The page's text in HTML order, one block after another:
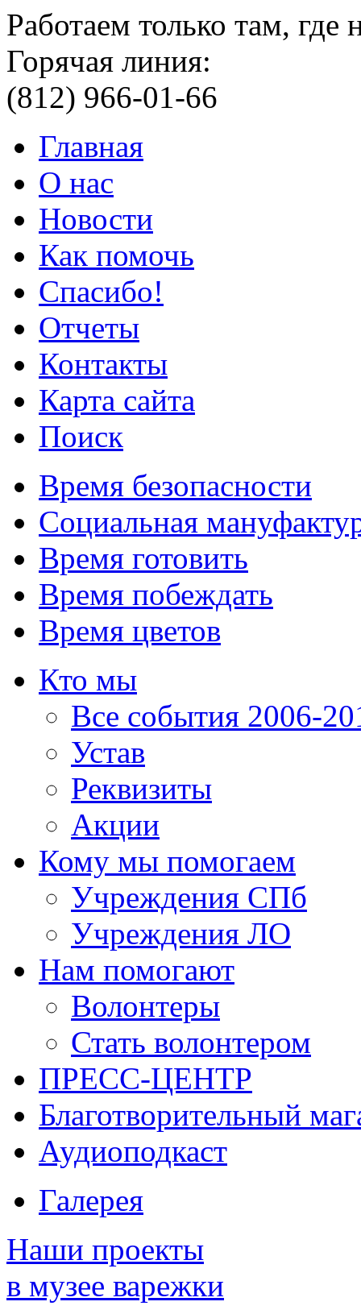
Работаем только там,
Горячая линия:
(812) 966-01-66
Главная
О нас
Новости
Как помочь
Спасибо!
Отчеты
Контакты
Карта сайта
Поиск
Время безопасности
Социальная
Время готовить
Время побеждать
Время цветов
Кто мы
Все события 2006-
Устав
Реквизиты
Акции
Кому мы помогаем
Учреждения СПб
Учреждения ЛО
Нам помогают
Волонтеры
Стать волонтером
ПРЕСС-ЦЕНТР
Благотворительный
Аудиоподкаст
Галерея
Наши проекты
в музее варежки